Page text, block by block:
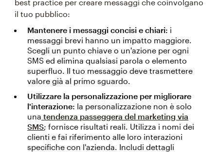
best practice per creare messaggi che coinvolgano
il tuo pubblico:
Mantenere i messaggi concisi e chiari: i
messaggi brevi hanno un impatto maggiore.
Scegli un punto chiave o un'azione per ogni
SMS ed elimina qualsiasi parola o elemento
superfluo. Il tuo messaggio deve trasmettere
valore già al primo sguardo.
Utilizzare la personalizzazione per migliorare
l'interazione: la personalizzazione non è solo
una tendenza passeggera del marketing via
SMS; fornisce risultati reali. Utilizza i nomi dei
clienti e fai riferimento alle loro interazioni
specifiche con l'azienda. Includi dettagli